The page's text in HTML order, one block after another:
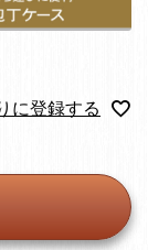
に登録する